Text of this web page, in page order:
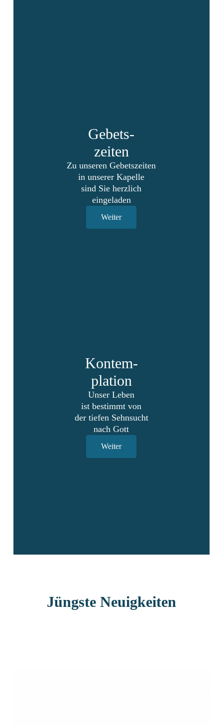
Gebets-
zeiten
Zu unseren Gebetszeiten
in unserer Kapelle
sind Sie herzlich
eingeladen
Weiter
Kontem-
plation
Unser Leben
ist bestimmt von
der tiefen Sehnsucht
nach Gott
Weiter
Jüngste Neuigkeiten